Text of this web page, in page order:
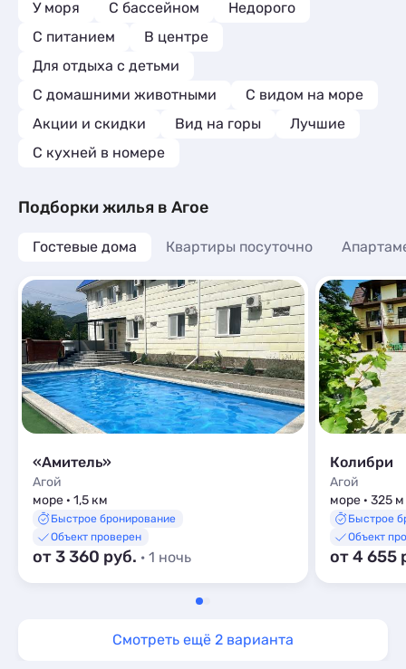
У моря
С бассейном
Недорого
С питанием
В центре
Для отдыха с детьми
С домашними животными
С видом на море
Акции и скидки
Вид на горы
Лучшие
C кухней в номере
Подборки жилья в Агое
Гостевые дома Квартиры посуточно
«Амитель»
Агой
море · 1,5 км
Быстрое бронирование
Объект проверен
от 3 360 руб. · 1 ночь
Колибри
Агой
море · 325 м
Быстрое
Объект
от 4 655
Смотреть ещё 2 варианта